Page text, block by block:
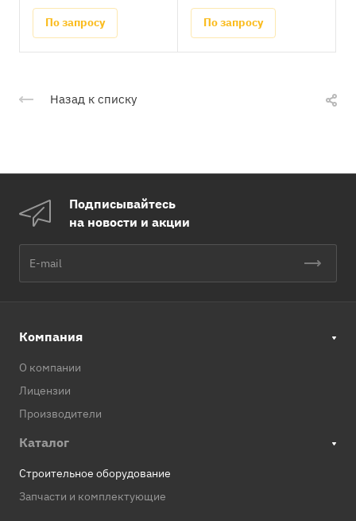
По запросу По запросу
Назад к списку
Подписывайтесь
на новости и акции
Компания
О компании
Лицензии
Производители
Каталог
Строительное оборудование
Запчасти и комплектующие